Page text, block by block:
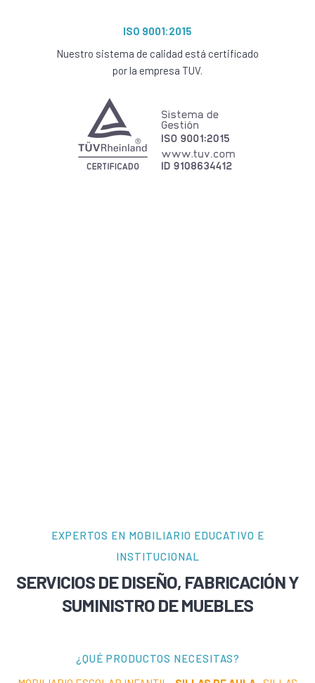
ISO 9001:2015
Nuestro sistema de calidad está certificado
por la empresa TUV.
EXPERTOS EN MOBILIARIO EDUCATIVO E
INSTITUCIONAL
SERVICIOS DE DISEÑO, FABRICACIÓN Y
SUMINISTRO DE MUEBLES
¿QUÉ PRODUCTOS NECESITAS?